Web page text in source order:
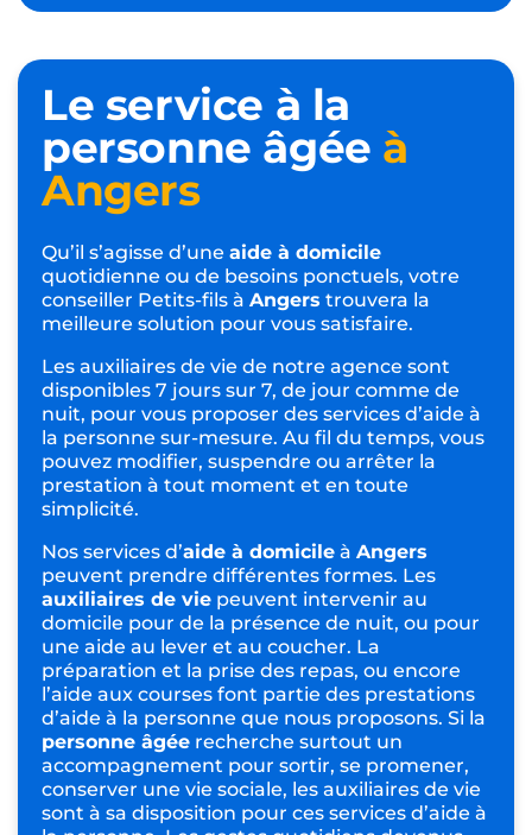
Le service à la
personne âgée à
Angers
Qu’il s’agisse d’une aide à domicile
quotidienne ou de besoins ponctuels, votre
conseiller Petits-fils à Angers trouvera la
meilleure solution pour vous satisfaire.
Les auxiliaires de vie de notre agence sont
disponibles 7 jours sur 7, de jour comme de
nuit, pour vous proposer des services d’aide à
la personne sur-mesure. Au fil du temps, vous
pouvez modifier, suspendre ou arrêter la
prestation à tout moment et en toute
simplicité.
Nos services d’aide à domicile à Angers
peuvent prendre différentes formes. Les
auxiliaires de vie peuvent intervenir au
domicile pour de la présence de nuit, ou pour
une aide au lever et au coucher. La
préparation et la prise des repas, ou encore
l’aide aux courses font partie des prestations
d’aide à la personne que nous proposons. Si la
personne âgée recherche surtout un
accompagnement pour sortir, se promener,
conserver une vie sociale, les auxiliaires de vie
sont à sa disposition pour ces services d’aide à